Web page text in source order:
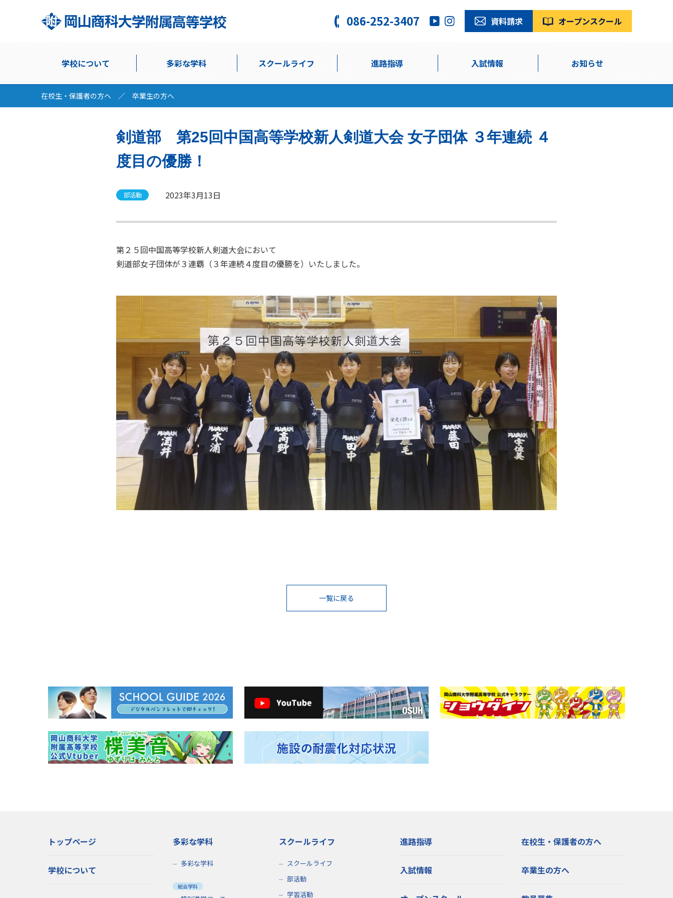
086-252-3407 資料請求 オープンスクール
学校について 多彩な学科 スクールライフ 進路指導 入試情報 お知らせ
在校生・保護者の方へ ／ 卒業生の方へ
剣道部 第25回中国高等学校新人剣道大会 女子団体 ３年連続 ４
度目の優勝！
部活動 2023年3月13日
第２５回中国高等学校新人剣道大会において
剣道部女子団体が３連覇（３年連続４度目の優勝を）いたしました。
一覧に戻る
トップページ
学校について
多彩な学科
多彩な学科
総合学科
スクールライフ
スクールライフ
部活動
学習活動
進路指導
入試情報
在校生・保護者の方へ
卒業生の方へ